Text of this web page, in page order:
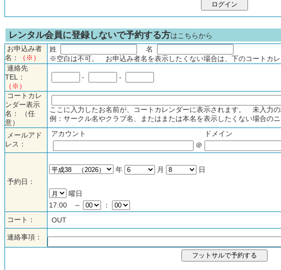
レンタル会員に登録しないで予約する方はこちらから
お申込み者
名：
（※）
姓
名
※空白は不可。 お申込み者名を表示したくない場合は、下のコートカレ
連絡先
TEL：
（※）
- -
コートカレ
ンダー表示
名： （任
意）
ここに入力したお名前が、コートカレンダーに表示されます。 未入力の
例：サークル名やクラブ名、またはまたは本名を表示したくない場合の
メールアド
レス：
アカウント
ドメイン
＠
予約日：
年 月 日
曜日
17:00 ～
：
コート：
OUT
連絡事項：